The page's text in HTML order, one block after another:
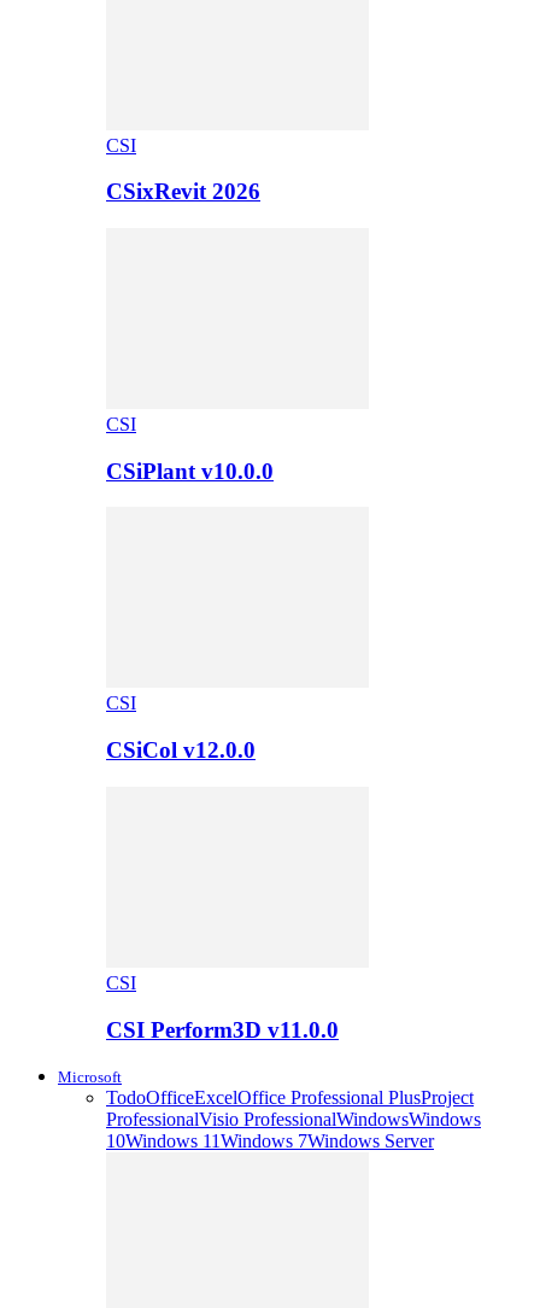
CSI
CSixRevit 2026
CSI
CSiPlant v10.0.0
CSI
CSiCol v12.0.0
CSI
CSI Perform3D v11.0.0
Microsoft
TodoOfficeExcelOffice Professional PlusProject
ProfessionalVisio ProfessionalWindowsWindows
10Windows 11Windows 7Windows Server